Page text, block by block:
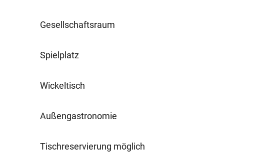
Gesellschaftsraum
Spielplatz
Wickeltisch
Außengastronomie
Tischreservierung möglich